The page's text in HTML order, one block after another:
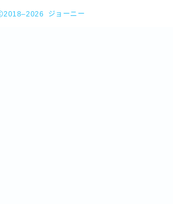
2018–2026 ジョーニー